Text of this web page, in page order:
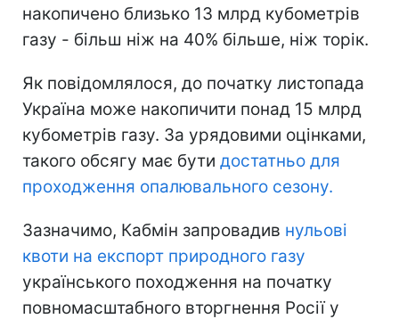
накопичено близько 13 млрд кубометрів
газу - більш ніж на 40% більше, ніж торік.
Як повідомлялося, до початку листопада
Україна може накопичити понад 15 млрд
кубометрів газу. За урядовими оцінками,
такого обсягу має бути достатньо для
проходження опалювального сезону.
Зазначимо, Кабмін запровадив нульові
квоти на експорт природного газу
українського походження на початку
повномасштабного вторгнення Росії у